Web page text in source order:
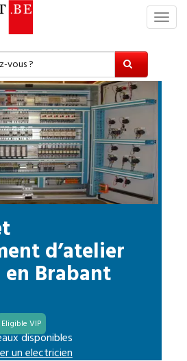
S
c
d’atelier
en Brabant
Eligible VIP
disponibles
un electricien